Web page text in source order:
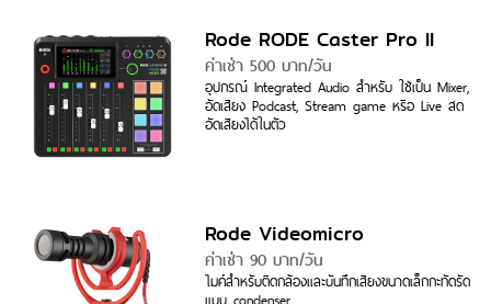
Rode RODE Caster Pro II
ค่าเช่า 500 บาท/วัน
อุปกรณ์ Integrated Audio สำหรับ ใช้เป็น Mixer,
อัดเสียง Podcast, Stream game หรือ Live สด
อัดเสียงได้ในตัว
Rode Videomicro
ค่าเช่า 90 บาท/วัน
ไมค์สำหรับติดกล้องและบันทึกเสียงขนาดเล็กกะทัดรัด